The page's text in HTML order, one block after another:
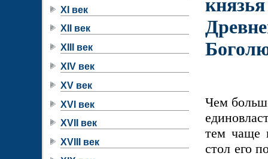
князья
Чем
тем чаще
стол его
XI век
XII век
XIII век
XIV век
XV век
XVI век
XVII век
XVIII век